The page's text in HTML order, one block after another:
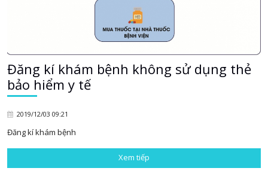
Đăng kí khám bệnh không sử dụng thẻ
bảo hiểm y tế
2019/12/03 09:21
Đăng kí khám bệnh
Xem tiếp